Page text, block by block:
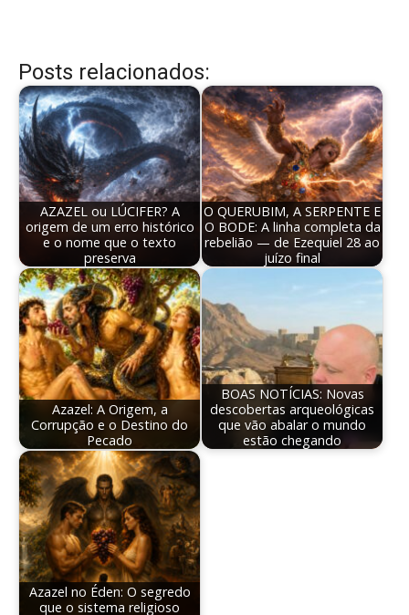
Posts relacionados:
AZAZEL ou LÚCIFER? A
origem de um erro histórico
e o nome que o texto
preserva
O QUERUBIM, A SERPENTE E
O BODE: A linha completa da
rebelião — de Ezequiel 28 ao
juízo final
Azazel: A Origem, a
Corrupção e o Destino do
Pecado
BOAS NOTÍCIAS: Novas
descobertas arqueológicas
que vão abalar o mundo
estão chegando
Azazel no Éden: O segredo
que o sistema religioso